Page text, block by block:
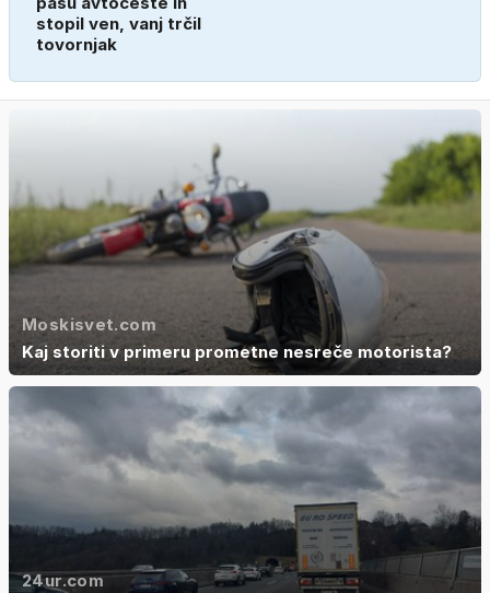
stopil ven, vanj trčil
tovornjak
Moskisvet.com
Kaj storiti v primeru prometne nesreče motorista?
24ur.com